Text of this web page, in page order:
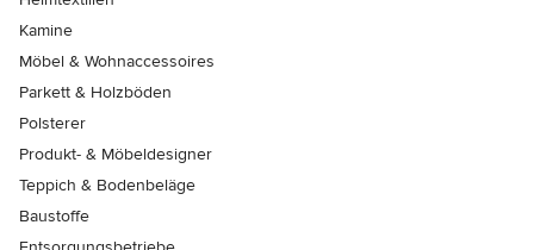
Kamine
Möbel & Wohnaccessoires
Parkett & Holzböden
Polsterer
Produkt- & Möbeldesigner
Teppich & Bodenbeläge
Baustoffe